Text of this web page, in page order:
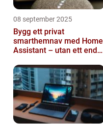
08 september 2025
Bygg ett privat
smarthemnav med Home
Assistant – utan ett enda